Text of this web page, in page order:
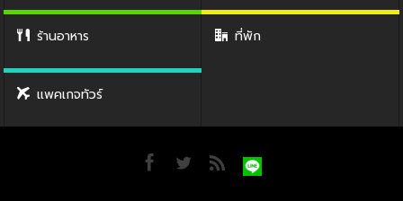
ร้านอาหาร ที่พัก
แพคเกจทัวร์